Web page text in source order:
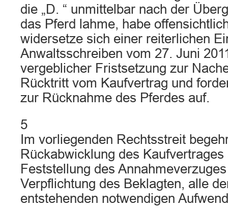
die „D. “ unmittelbar nach der
das Pferd lahme, habe
widersetze sich einer reiterlichen
Anwaltsschreiben vom 27. Juni
vergeblicher Fristsetzung zur
Rücktritt vom Kaufvertrag und
zur Rücknahme des Pferdes auf.
5
Im vorliegenden Rechtsstreit
Rückabwicklung des
Feststellung des
Verpflichtung des Beklagten, alle
entstehenden notwendigen